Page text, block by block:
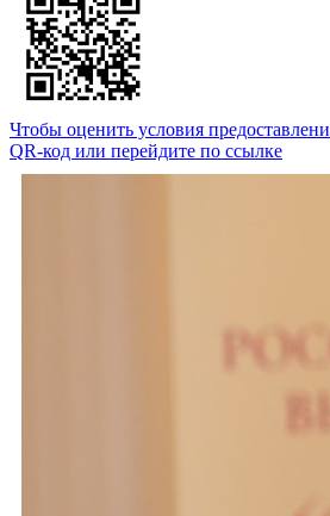
Чтобы оценить условия
QR-код или перейдите по ссылке